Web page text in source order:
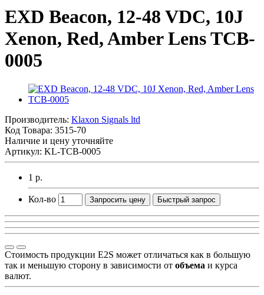
EXD Beacon, 12-48 VDC, 10J
Xenon, Red, Amber Lens TCB-
0005
Производитель: Klaxon Signals ltd
Код Товара: 3515-70
Наличие и цену уточняйте
Артикул: KL-TCB-0005
1 р.
Кол-во Запросить цену Быстрый запрос
Стоимость продукции E2S может отличаться как в большую
так и меньшую сторону в зависимости от объема и курса
валют.